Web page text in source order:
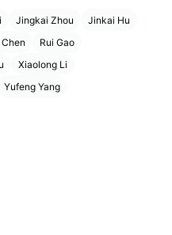
Jingkai Zhou
Jinkai Hu
Rui Gao
Xiaolong Li
Yufeng Yang